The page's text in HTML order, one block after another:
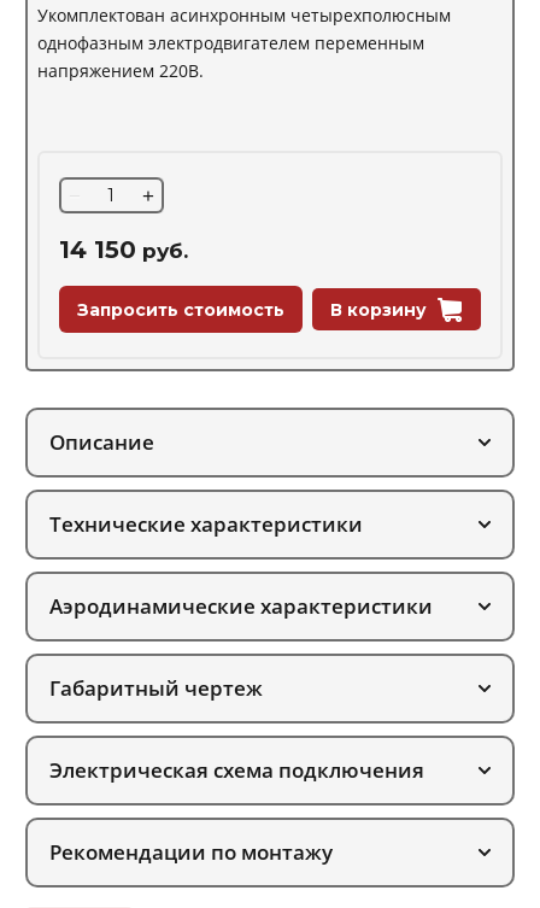
Укомплектован асинхронным четырехполюсным
однофазным электродвигателем переменным
напряжением 220В.
+
14 150 руб.
В корзину
Запросить стоимость
Описание
Технические характеристики
Аэродинамические характеристики
Габаритный чертеж
Электрическая схема подключения
Рекомендации по монтажу